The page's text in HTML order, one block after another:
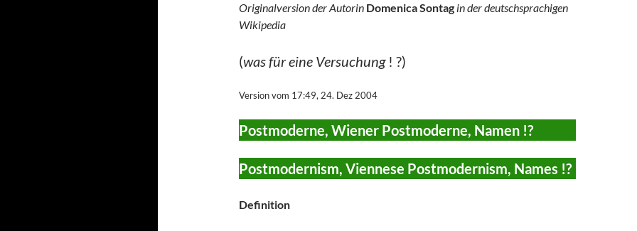
Originalversion der Autorin Domenica Sontag in der deutschsprachigen
Wikipedia
(was für eine Versuchung! ?)
Version vom 17:49, 24. Dez 2004
Postmoderne, Wiener Postmoderne, Namen !?
Postmodernism, Viennese Postmodernism, Names !?
Definition